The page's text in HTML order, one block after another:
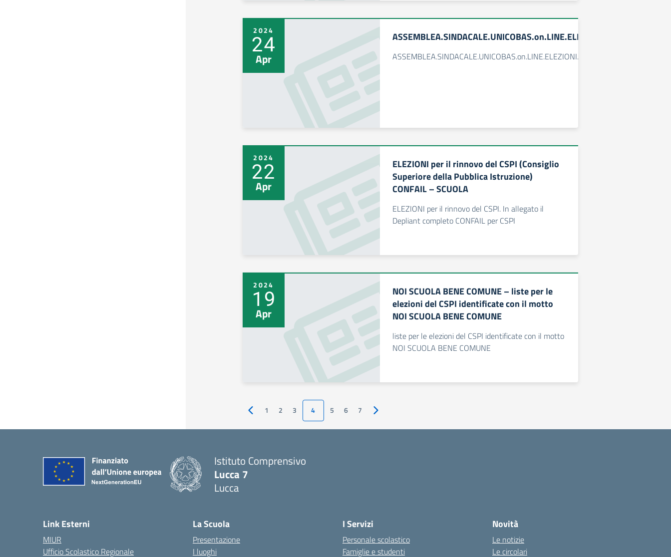
2024
24
Apr ASSEMBLEA.SINDACALE.UNICOBAS.on.LINE.ELEZIONI.CSPI.
2024
22
Apr
ELEZIONI per il rinnovo del CSPI (Consiglio
Superiore della Pubblica Istruzione)
CONFAIL – SCUOLA
ELEZIONI per il rinnovo del CSPI. In allegato il
Depliant completo CONFAIL per CSPI
2024
19
Apr
NOI SCUOLA BENE COMUNE – liste per le
elezioni del CSPI identificate con il motto
NOI SCUOLA BENE COMUNE
liste per le elezioni del CSPI identificate con il motto
NOI SCUOLA BENE COMUNE
Pagina precedente
1 2 3 4 5 6 7 Pagina successiva
Istituto Comprensivo
Lucca 7
Lucca
Link Esterni
MIUR
Ufficio Scolastico Regionale
La Scuola
Presentazione
I luoghi
I Servizi
Personale scolastico
Famiglie e studenti
Novità
Le notizie
Le circolari